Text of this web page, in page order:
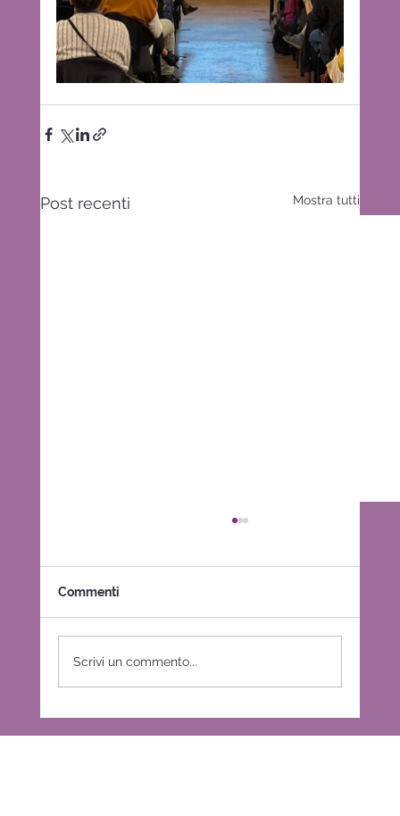
Post recenti Mostra tutti
Commenti
Scrivi un commento...